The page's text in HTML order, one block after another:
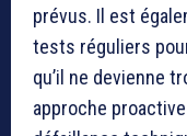
prévus. Il est
tests réguliers
qu’il ne devienne
approche